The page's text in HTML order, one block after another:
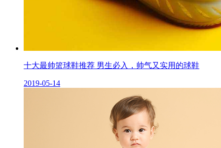
十大最帅篮球鞋推荐 男生必入，帅气又实用的球鞋
2019-05-14